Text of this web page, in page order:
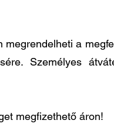
megrendelheti a
Személyes
megfizethető áron!